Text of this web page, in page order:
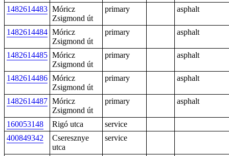
1482614483 Móricz
Zsigmond út
primary asphalt
1482614484 Móricz
Zsigmond út
primary asphalt
1482614485 Móricz
Zsigmond út
primary asphalt
1482614486 Móricz
Zsigmond út
primary asphalt
1482614487 Móricz
Zsigmond út
primary asphalt
160053148 Rigó utca
service
400849342
Cseresznye
utca
service